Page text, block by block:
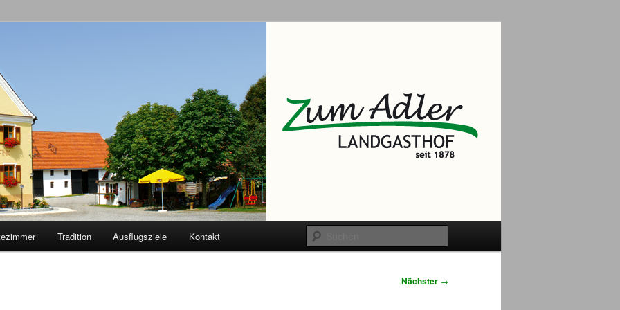
Tradition Ausflugsziele Kontakt
Nächster →